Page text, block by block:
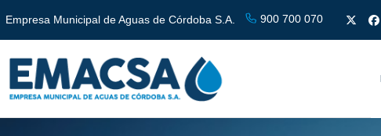
Empresa Municipal de Aguas de Córdoba S.A. 900 700 070